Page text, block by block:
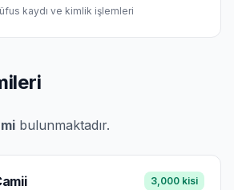
kaydı ve kimlik işlemleri
bulunmaktadır.
3,000 kisi